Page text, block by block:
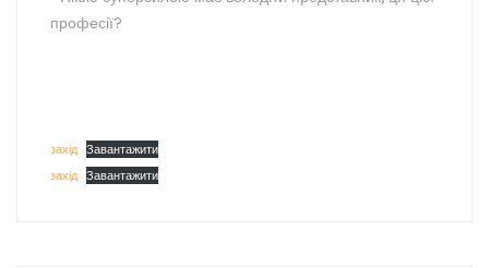
професії?
захід Завантажити
захід Завантажити